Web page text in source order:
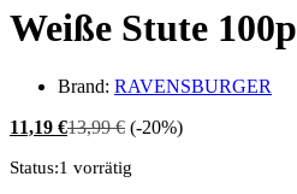
Weiße Stute 100p
Brand: RAVENSBURGER
11,19 €13,99€ (-20%)
Status:1 vorrätig